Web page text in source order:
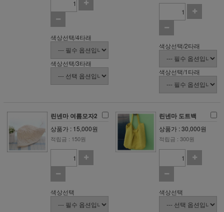
색상선택/4타래
색상선택/3타래
색상선택/2타래
색상선택/1타래
린넨마 여름모자2
상품가 : 15,000원
적립금 : 150원
색상선택
린넨마 도트백
상품가 : 30,000원
적립금 : 300원
색상선택